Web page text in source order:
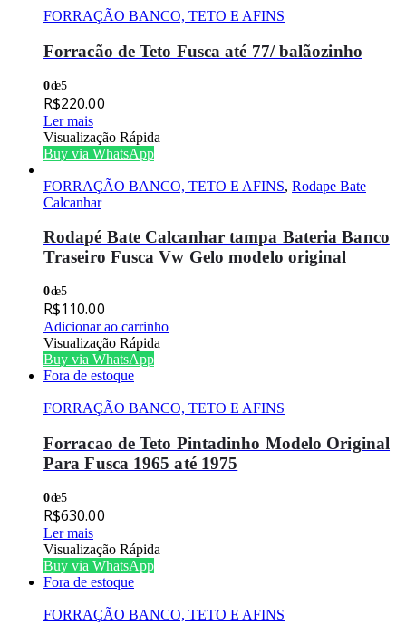
FORRAÇÃO BANCO, TETO E AFINS
Forracão de Teto Fusca até 77/ balãozinho
0de 5
R$220.00
Ler mais
Visualização Rápida
Buy via WhatsApp
FORRAÇÃO BANCO, TETO E AFINS, Rodape Bate
Calcanhar
Rodapé Bate Calcanhar tampa Bateria Banco
Traseiro Fusca Vw Gelo modelo original
0de 5
R$110.00
Adicionar ao carrinho
Visualização Rápida
Buy via WhatsApp
Fora de estoque
FORRAÇÃO BANCO, TETO E AFINS
Forracao de Teto Pintadinho Modelo Original
Para Fusca 1965 até 1975
0de 5
R$630.00
Ler mais
Visualização Rápida
Buy via WhatsApp
Fora de estoque
FORRAÇÃO BANCO, TETO E AFINS